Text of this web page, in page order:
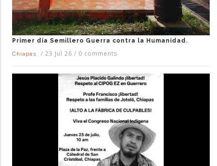
Primer día Semillero Guerra contra la Humanidad.
Chiapas
/ 23 Jul 26 / 0 comments